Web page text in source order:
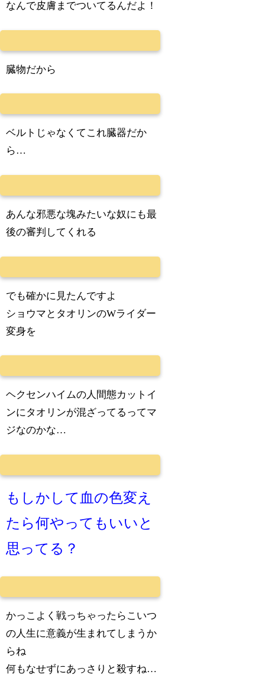
なんで皮膚までついてるんだよ！
臓物だから
ベルトじゃなくてこれ臓器だか
ら…
あんな邪悪な塊みたいな奴にも最
後の審判してくれる
でも確かに見たんですよ
ショウマとタオリンのWライダー
変身を
ヘクセンハイムの人間態カットイ
ンにタオリンが混ざってるってマ
ジなのかな…
もしかして血の色変え
たら何やってもいいと
思ってる？
かっこよく戦っちゃったらこいつ
の人生に意義が生まれてしまうか
らね
何もなせずにあっさりと殺すね…